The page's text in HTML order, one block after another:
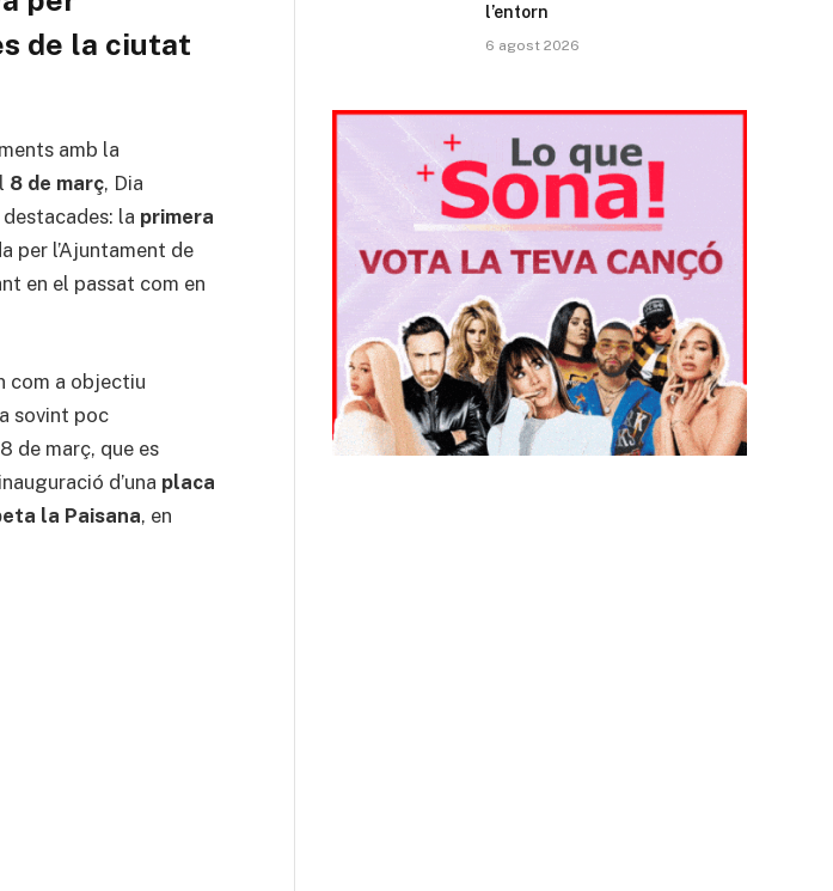
de la ciutat
amb la
8 de març, Dia
la primera
per l’Ajuntament de
en el passat com en
com a objectiu
sovint poc
de març, que es
d’una placa
la Paisana, en
l’entorn
6 agost 2026